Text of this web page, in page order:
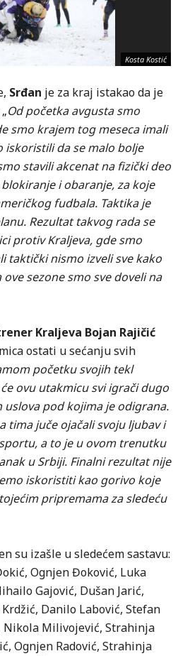
Kosta Kostić
Srđan je za kraj istakao da je
Od početka avgusta smo
smo krajem tog meseca imali
iskoristili da se malo bolje
stavili akcenat na fizički deo
i obaranje, za koje
fudbala. Taktika je
Rezultat takvog rada se
protiv Kraljeva, gde smo
taktički nismo izveli sve kako
sezone smo sve doveli na
Kraljeva Bojan Rajičić
ostati u sećanju svih
početku svojih tekl
ovu utakmicu svi igrači dugo
pod kojima je odigrana.
tima juče ojačali svoju ljubav i
a to je u ovom trenutku
u Srbiji. Finalni rezultat nije
iskoristiti kao gorivo koje
pripremama za sledeću
su izašle u sledećem sastavu:
Ognjen Đoković, Luka
Gajović, Dušan Jarić,
Danilo Labović, Stefan
Nikola Milivojević, Strahinja
Ognjen Radović, Strahinja